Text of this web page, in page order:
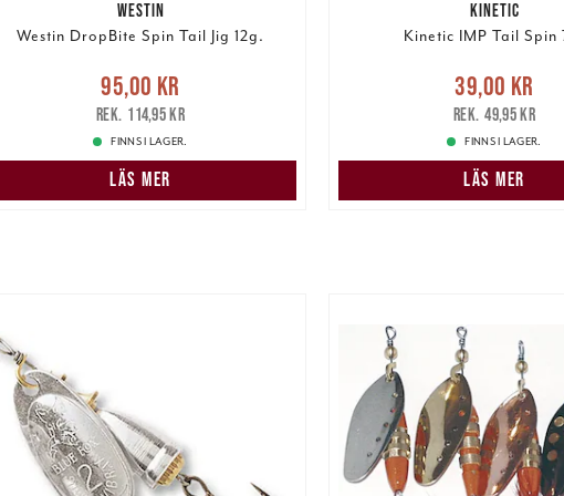
WESTIN
Westin DropBite Spin Tail Jig 12g.
Nuvarande pris:95,00 kr
pris:114,95 kr
95,00 kr
114,95 kr
FINNS I LAGER.
LÄS MER
KINETIC
Kinetic IMP Tail Spin
Nuvarande pris:39,00 kr
pris:49,95 kr
39,00 kr
49,95 kr
FINNS I LAGER.
LÄS MER